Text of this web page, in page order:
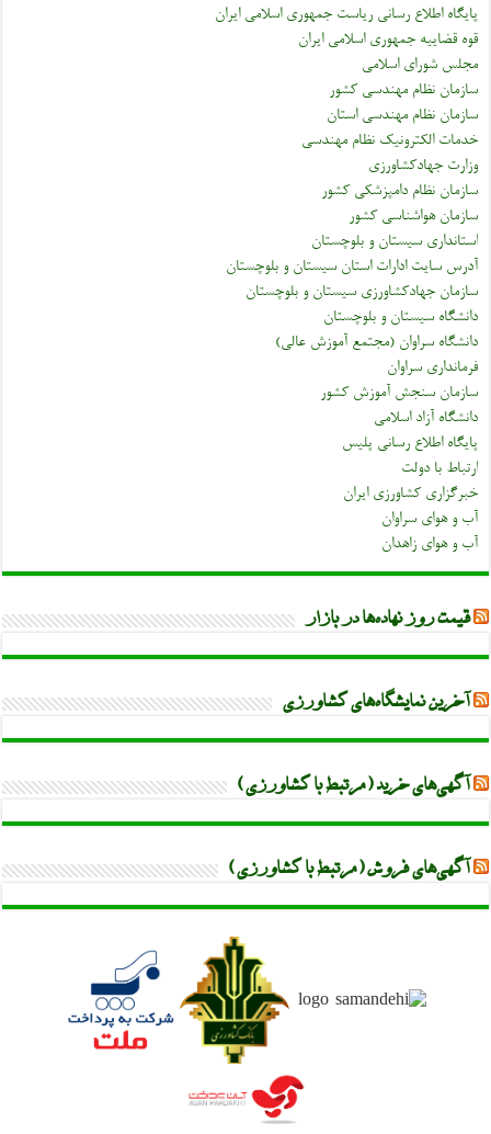
پایگاه اطلاع رسانی ریاست جمهوری اسلامی ایران
قوه قضاییه جمهوری اسلامی ایران
مجلس شورای اسلامی
سازمان نظام مهندسی کشور
سازمان نظام مهندسی استان
خدمات الکترونیک نظام مهندسی
وزارت جهادکشاورزی
سازمان نظام دامپزشکی کشور
سازمان هواشناسی کشور
استانداری سیستان و بلوچستان
آدرس سایت ادارات استان سیستان و بلوچستان
سازمان جهادکشاورزی سیستان و بلوچستان
دانشگاه سیستان و بلوچستان
دانشگاه سراوان (مجتمع آموزش عالی)
فرمانداری سراوان
سازمان سنجش آموزش کشور
دانشگاه آزاد اسلامی
پایگاه اطلاع رسانی پلیس
ارتباط با دولت
خبرگزاری کشاورزی ایران
آب و هوای سراوان
آب و هوای زاهدان
قیمت روز نهاده‌ها در بازار
آخرین نمایشگاه‌های کشاورزی
آگهی‌های خرید (مرتبط با کشاورزی)
آگهی‌های فروش (مرتبط با کشاورزی)